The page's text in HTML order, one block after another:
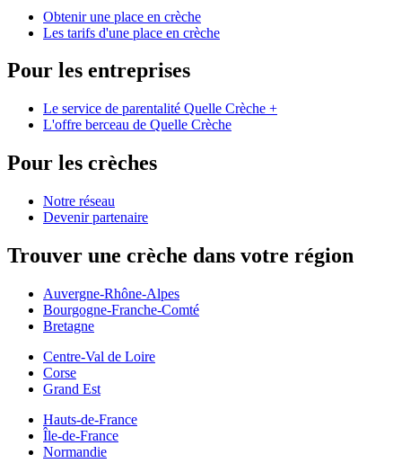
Obtenir une place en crèche
Les tarifs d'une place en crèche
Pour les entreprises
Le service de parentalité Quelle Crèche +
L'offre berceau de Quelle Crèche
Pour les crèches
Notre réseau
Devenir partenaire
Trouver une crèche dans votre région
Auvergne-Rhône-Alpes
Bourgogne-Franche-Comté
Bretagne
Centre-Val de Loire
Corse
Grand Est
Hauts-de-France
Île-de-France
Normandie